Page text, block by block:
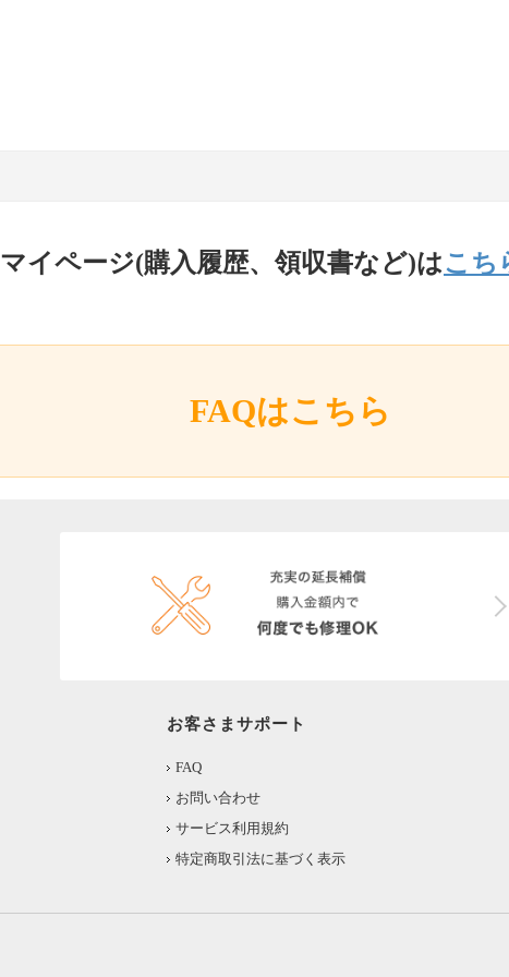
マイページ(購入履歴、領収書など)はこち
FAQはこちら
お客さまサポート
FAQ
お問い合わせ
サービス利用規約
特定商取引法に基づく表示